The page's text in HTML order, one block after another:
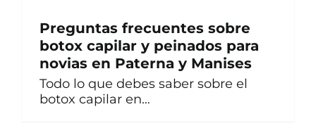
Blog
Contacto
Preguntas frecuentes sobre
botox capilar y peinados para
novias en Paterna y Manises
Todo lo que debes saber sobre el
botox capilar en…